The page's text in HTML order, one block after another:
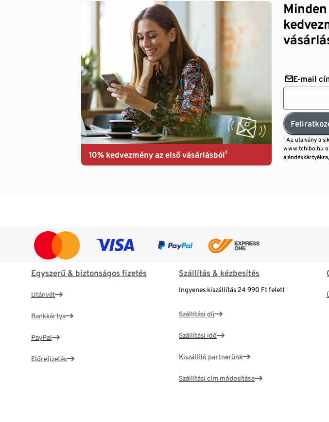
10% kedvezmény az első vásárlásból¹
E-mail
¹ Az utalvány a
www.tchibo.hu
Egyszerű & biztonságos fizetés
Utánvét
Bankkártya
PayPal
Előrefizetés
Szállítás & kézbesítés
Ingyenes kiszállítás 24 990 Ft felett
Szállítási díj
Szállítási idő
Kiszállító partnerünk
Szállítási cím módosítása